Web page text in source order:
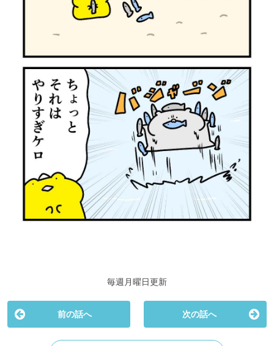
毎週月曜日更新
前の話へ 次の話へ